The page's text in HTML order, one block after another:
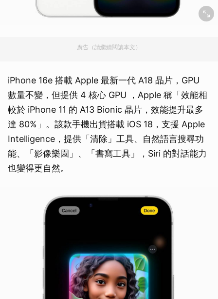
廣告（請繼續閱讀本文）
iPhone 16e 搭載 Apple 最新一代 A18 晶片，GPU
數量不變，但提供 4 核心 GPU ，Apple 稱「效能相
較於 iPhone 11 的 A13 Bionic 晶片，效能提升最多
達 80%」。該款手機出貨搭載 iOS 18，支援 Apple
Intelligence，提供「清除」工具、自然語言搜尋功
能、「影像樂園」、「書寫工具」，Siri 的對話能力
也變得更自然。